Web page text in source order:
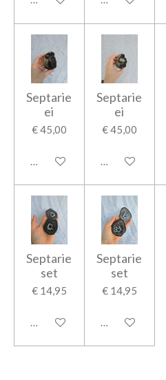
Septarie
ei
€ 45,00
In winkelwagen
Septarie
ei
€ 45,00
In winkelwagen
Septarie
set
€ 14,95
In winkelwagen
Septarie
set
€ 14,95
In winkelwagen